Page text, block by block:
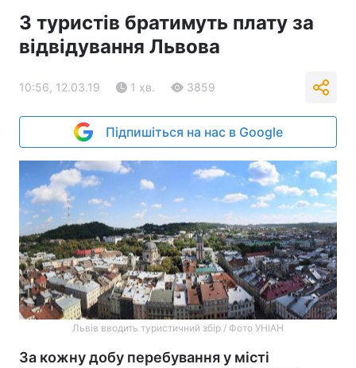
З туристів братимуть плату за
відвідування Львова
10:56, 12.03.19 1 хв. 3859
Підпишіться на нас в Google
Львів вводить туристичний збір / Фото УНІАН
За кожну добу перебування у місті